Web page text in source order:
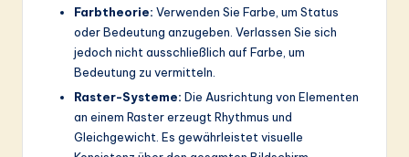
Farbtheorie: Verwenden Sie Farbe, um Status
oder Bedeutung anzugeben. Verlassen Sie sich
jedoch nicht ausschließlich auf Farbe, um
Bedeutung zu vermitteln.
Raster-Systeme: Die Ausrichtung von Elementen
an einem Raster erzeugt Rhythmus und
Gleichgewicht. Es gewährleistet visuelle